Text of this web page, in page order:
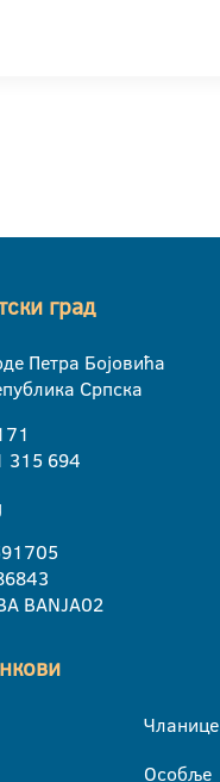
град
Петра Бојовића
Српска
315 694
BANJA02
Чланице
Особље